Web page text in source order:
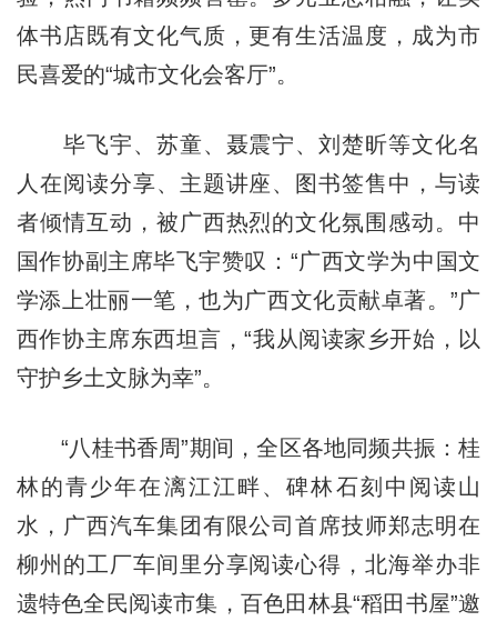
体书店既有文化气质，更有生活温度，成为市
民喜爱的“城市文化会客厅”。
毕飞宇、苏童、聂震宁、刘楚昕等文化名
人在阅读分享、主题讲座、图书签售中，与读
者倾情互动，被广西热烈的文化氛围感动。中
国作协副主席毕飞宇赞叹：“广西文学为中国文
学添上壮丽一笔，也为广西文化贡献卓著。”广
西作协主席东西坦言，“我从阅读家乡开始，以
守护乡土文脉为幸”。
“八桂书香周”期间，全区各地同频共振：桂
林的青少年在漓江江畔、碑林石刻中阅读山
水，广西汽车集团有限公司首席技师郑志明在
柳州的工厂车间里分享阅读心得，北海举办非
遗特色全民阅读市集，百色田林县“稻田书屋”邀